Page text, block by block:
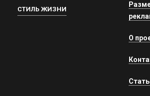
СТИЛЬ ЖИЗНИ
О